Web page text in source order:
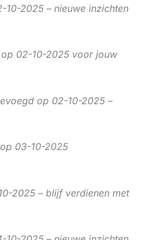
10-2025 – nieuwe inzichten
02-10-2025 voor jouw
op 02-10-2025 –
03-10-2025
2025 – blijf verdienen met